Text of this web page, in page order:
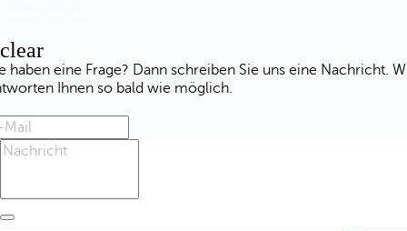
clear
haben eine Frage? Dann schreiben Sie uns eine Nachricht.
Ihnen so bald wie möglich.